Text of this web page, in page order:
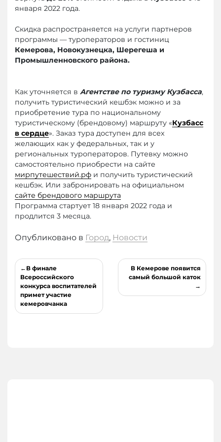
января 2022 года.
Скидка распространяется на услуги партнеров
программы — туроператоров и гостиниц
Кемерова, Новокузнецка, Шерегеша и
Промышленновского района.
Как уточняется в Агентстве по туризму Кузбасса,
получить туристический кешбэк можно и за
приобретение тура по национальному
туристическому (брендовому) маршруту «Кузбасс
в сердце». Заказ тура доступен для всех
желающих как у федеральных, так и у
региональных туроператоров. Путевку можно
самостоятельно приобрести на сайте
мирпутешествий.рф и получить туристический
кешбэк. Или забронировать на официальном
сайте брендового маршрута
Программа стартует 18 января 2022 года и
продлится 3 месяца.
Опубликовано в Город, Новости
Навигация
по
записям
В финале
Всероссийского
конкурса воспитателей
примет участие
кемеровчанка
В Кемерове появится
самый большой каток